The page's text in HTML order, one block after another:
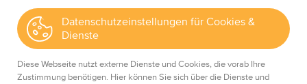
Datenschutzeinstellungen für Cookies &
Dienste
Diese Webseite nutzt externe Dienste und Cookies, die vorab Ihre
Zustimmung benötigen. Hier können Sie sich über die Dienste und